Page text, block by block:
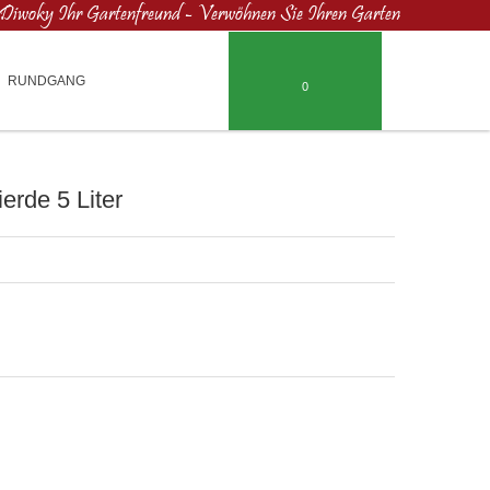
Diwoky Ihr Gartenfreund - Verwöhnen Sie Ihren Garten
0
RUNDGANG
5 Liter